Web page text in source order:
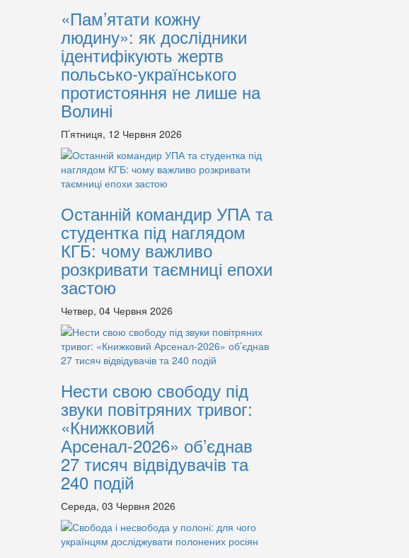
«Пам’ятати кожну
людину»: як дослідники
ідентифікують жертв
польсько-українського
протистояння не лише на
Волині
П’ятниця, 12 Червня 2026
Останній командир УПА та
студентка під наглядом
КГБ: чому важливо
розкривати таємниці епохи
застою
Четвер, 04 Червня 2026
Нести свою свободу під
звуки повітряних тривог:
«Книжковий
Арсенал-2026» об’єднав
27 тисяч відвідувачів та
240 подій
Середа, 03 Червня 2026